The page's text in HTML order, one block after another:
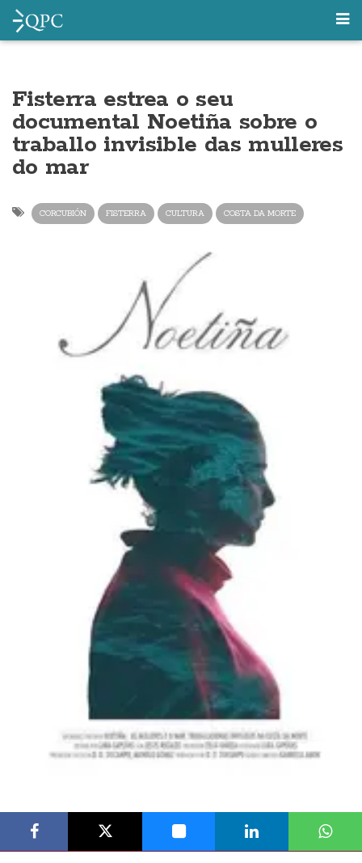
Fisterra estrea o seu
documental Noetiña sobre o
traballo invisible das mulleres
do mar
CORCUBIÓN FISTERRA CULTURA COSTA DA MORTE